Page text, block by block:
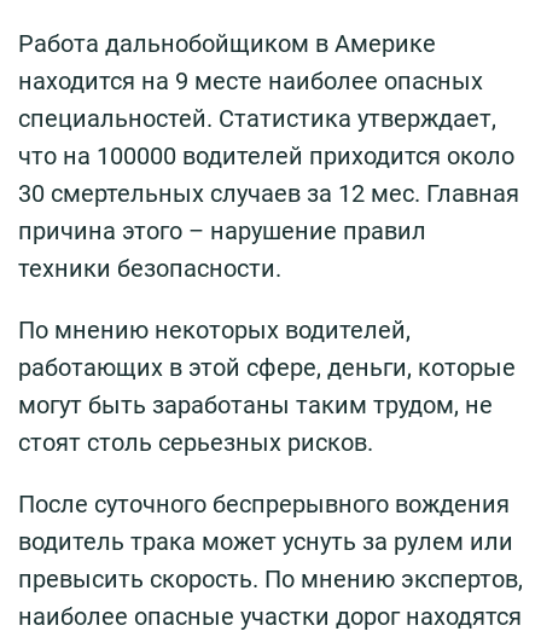
Работа дальнобойщиком в Америке
находится на 9 месте наиболее опасных
специальностей. Статистика утверждает,
что на 100000 водителей приходится около
30 смертельных случаев за 12 мес. Главная
причина этого – нарушение правил
техники безопасности.
По мнению некоторых водителей,
работающих в этой сфере, деньги, которые
могут быть заработаны таким трудом, не
стоят столь серьезных рисков.
После суточного беспрерывного вождения
водитель трака может уснуть за рулем или
превысить скорость. По мнению экспертов,
наиболее опасные участки дорог находятся